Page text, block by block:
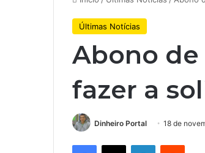
Últimas Notícias
Abono
fazer a
Dinheiro Portal 18 de
Facebook
X LinkedinReddit